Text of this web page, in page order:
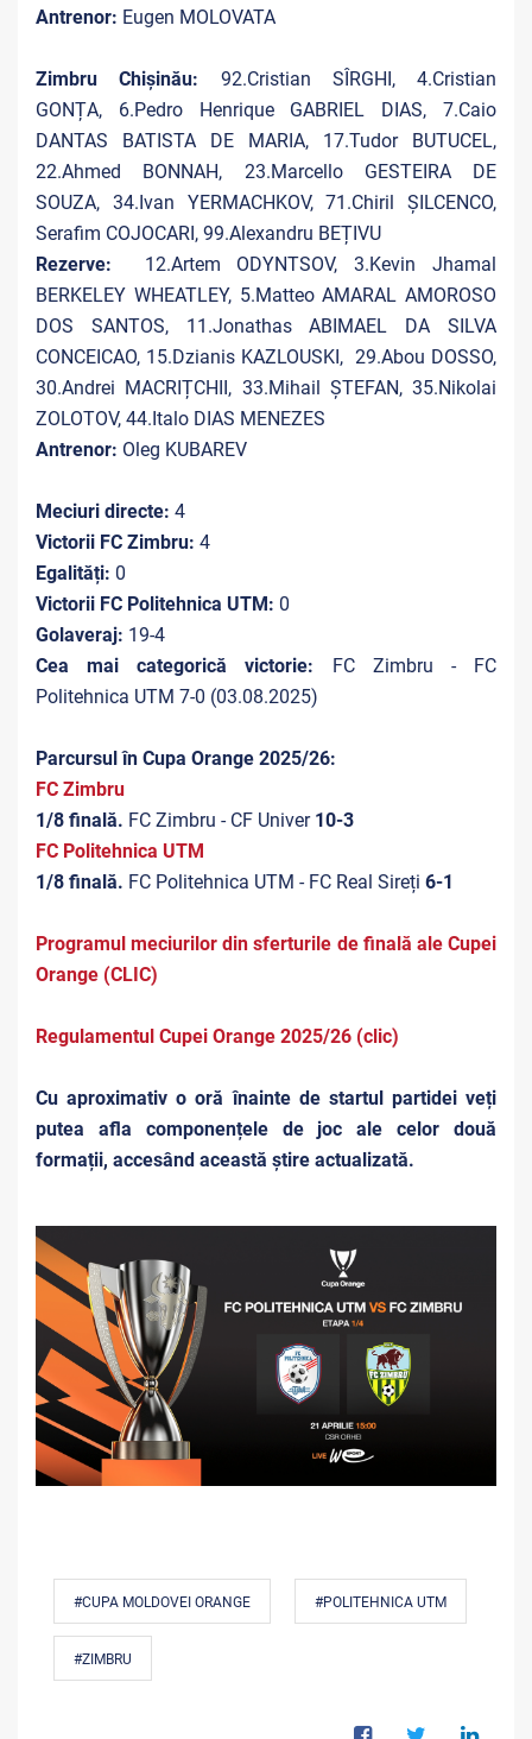
Antrenor: Eugen MOLOVATA
Zimbru Chișinău: 92.Cristian SÎRGHI, 4.Cristian
GONȚA, 6.Pedro Henrique GABRIEL DIAS, 7.Caio
DANTAS BATISTA DE MARIA, 17.Tudor BUTUCEL,
22.Ahmed BONNAH, 23.Marcello GESTEIRA DE
SOUZA, 34.Ivan YERMACHKOV, 71.Chiril ȘILCENCO,
Serafim COJOCARI, 99.Alexandru BEȚIVU
Rezerve:
12.Artem ODYNTSOV, 3.Kevin Jhamal
BERKELEY WHEATLEY, 5.Matteo AMARAL AMOROSO
DOS SANTOS, 11.Jonathas ABIMAEL DA SILVA
CONCEICAO, 15.Dzianis KAZLOUSKI, 29.Abou DOSSO,
30.Andrei MACRIȚCHII, 33.Mihail ȘTEFAN, 35.Nikolai
ZOLOTOV, 44.Italo DIAS MENEZES
Antrenor: Oleg KUBAREV
Meciuri directe: 4
Victorii FC Zimbru: 4
Egalități: 0
Victorii FC Politehnica UTM: 0
Golaveraj: 19-4
Cea mai categorică victorie:
FC Zimbru - FC
Politehnica UTM 7-0 (03.08.2025)
Parcursul în Cupa Orange 2025/26:
FC Zimbru
1/8 finală. FC Zimbru - CF Univer 10-3
FC Politehnica UTM
1/8 finală. FC Politehnica UTM - FC Real Sireți 6-1
Programul meciurilor din sferturile de finală ale Cupei
Orange (CLIC)
Regulamentul Cupei Orange 2025/26 (clic)
Cu aproximativ o oră înainte de startul partidei veți
putea afla componențele de joc ale celor două
formații, accesând această știre actualizată.
#CUPA MOLDOVEI ORANGE #POLITEHNICA UTM
#ZIMBRU